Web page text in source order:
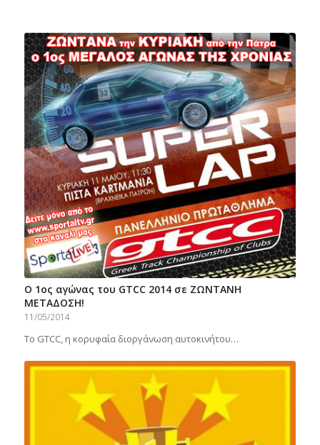
Ο 1ος αγώνας του GTCC 2014 σε ΖΩΝΤΑΝΗ
ΜΕΤΑΔΟΣΗ!
11/05/2014
Το GTCC, η κορυφαία διοργάνωση αυτοκινήτου…